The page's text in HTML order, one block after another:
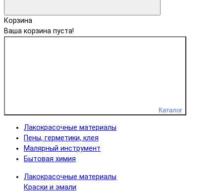
Корзина
Ваша корзина пуста!
Каталог
Лакокрасочные материалы
Пены, герметики, клея
Малярный инструмент
Бытовая химия
Лакокрасочные материалы
Краски и эмали